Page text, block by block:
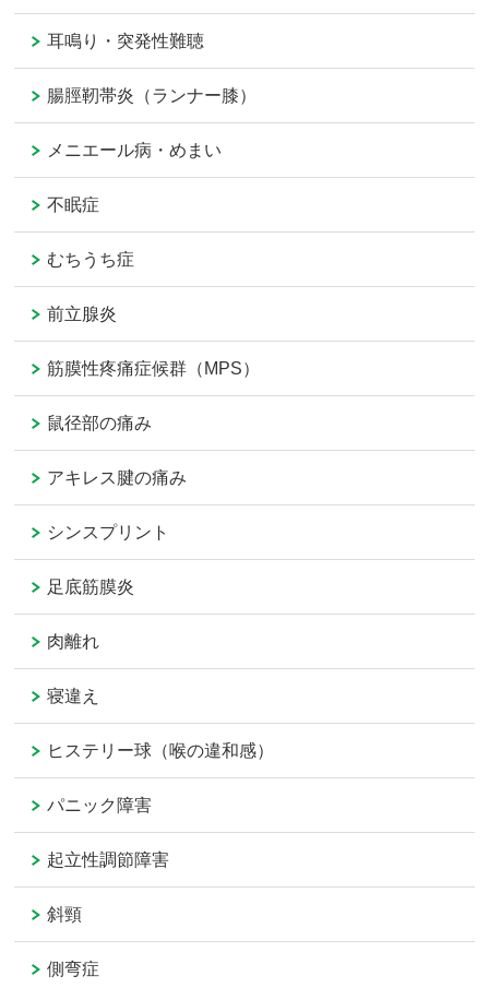
耳鳴り・突発性難聴
腸脛靭帯炎（ランナー膝）
メニエール病・めまい
不眠症
むちうち症
前立腺炎
筋膜性疼痛症候群（MPS）
鼠径部の痛み
アキレス腱の痛み
シンスプリント
足底筋膜炎
肉離れ
寝違え
ヒステリー球（喉の違和感）
パニック障害
起立性調節障害
斜頸
側弯症